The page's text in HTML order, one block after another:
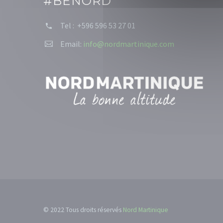

 Tel : +596 596 53 27 01

 Email: info@nordmartinique.com
© 2022 Tous droits réservés Nord Martinique